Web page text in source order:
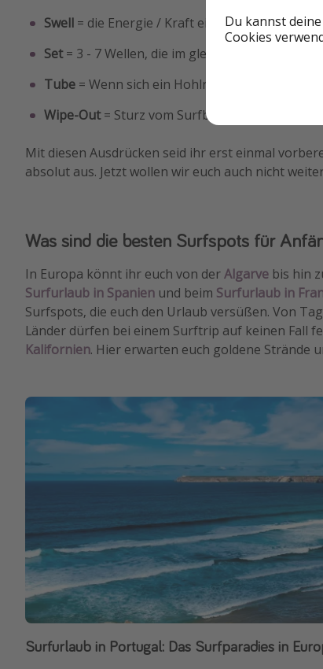
Swell = die Energie / Kraft einer Welle
Set= 3 - 7 Wellen, die im gleichen Abstand
Tube = Wenn sich ein Hohlraum zwischen
Wipe-Out= Sturz vom Surfboard auf einer Welle
Mit diesen Ausdrücken seid ihr erst einmal
absolut aus. Jetzt wollen wir euch auch nicht
Was sind die besten Surfspots für
In Europa könnt ihr euch von derAlgarve bis hin
Surfurlaub in Spanien und beim Surfurlaub in
Surfspots, die euch den Urlaub versüßen. Von
Länder dürfen bei einem Surftrip auf keinen Fall
Kalifornien. Hier erwarten euch goldene Strände
Surfurlaub in Portugal: Das Surfparadies in
Du kannst
Cookies